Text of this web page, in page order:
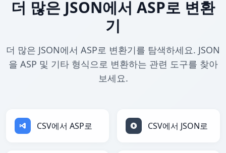
더 많은 JSON에서 ASP로 변환
기
더 많은 JSON에서 ASP로 변환기를 탐색하세요. JSON
을 ASP 및 기타 형식으로 변환하는 관련 도구를 찾아
보세요.
CSV에서 ASP로 CSV에서 JSON로